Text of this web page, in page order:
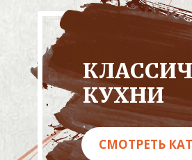
КУХНИ
СМОТРЕТЬ